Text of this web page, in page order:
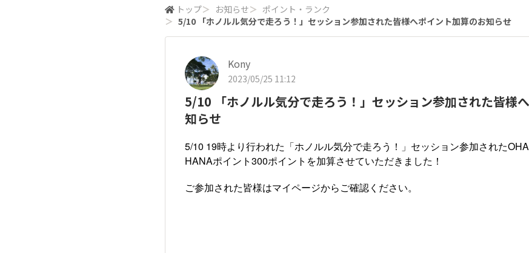
トップ＞ お知らせ＞ ポイント・ランク
＞ 5/10 「ホノルル気分で走ろう！」セッション参加された皆様へポイント加算のお知らせ
Kony
2023/05/25 11:12
5/10 「ホノルル気分で走ろう！」セッション参加された皆様
知らせ
5/10 19時より行われた「ホノルル気分で走ろう！」セッション参加された
HANAポイント300ポイントを加算させていただきました！
ご参加された皆様はマイページからご確認ください。